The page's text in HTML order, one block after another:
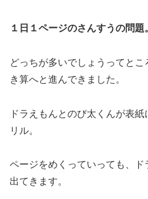
１日１ページのさんすうの問題
どっちが多いでしょうってとこ
き算へと進んできました。
ドラえもんとのび太くんが表
リル。
ページをめくっていっても、
出てきます。